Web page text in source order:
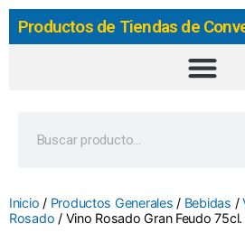
Productos de Tiendas de
Inicio / Productos Generales / Bebidas /
Rosado / Vino Rosado Gran Feudo 75cl.